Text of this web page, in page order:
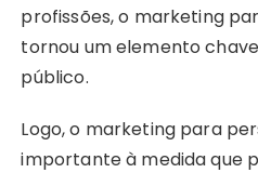
profissões, o marketing
tornou um elemento
público.
Logo, o marketing para
importante à medida que